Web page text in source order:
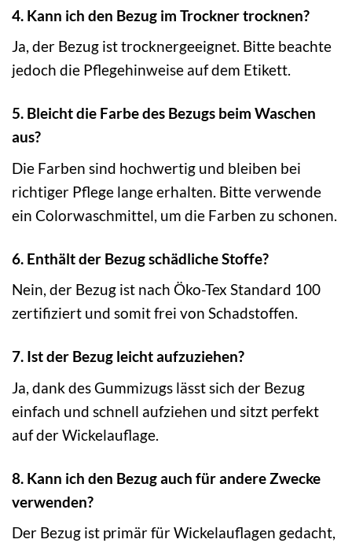
4. Kann ich den Bezug im Trockner trocknen?
Ja, der Bezug ist trocknergeeignet. Bitte beachte
jedoch die Pflegehinweise auf dem Etikett.
5. Bleicht die Farbe des Bezugs beim Waschen
aus?
Die Farben sind hochwertig und bleiben bei
richtiger Pflege lange erhalten. Bitte verwende
ein Colorwaschmittel, um die Farben zu schonen.
6. Enthält der Bezug schädliche Stoffe?
Nein, der Bezug ist nach Öko-Tex Standard 100
zertifiziert und somit frei von Schadstoffen.
7. Ist der Bezug leicht aufzuziehen?
Ja, dank des Gummizugs lässt sich der Bezug
einfach und schnell aufziehen und sitzt perfekt
auf der Wickelauflage.
8. Kann ich den Bezug auch für andere Zwecke
verwenden?
Der Bezug ist primär für Wickelauflagen gedacht,